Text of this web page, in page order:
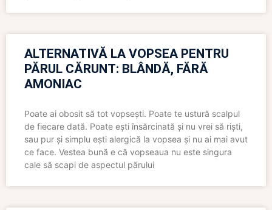
ALTERNATIVĂ LA VOPSEA PENTRU
PĂRUL CĂRUNT: BLÂNDĂ, FĂRĂ
AMONIAC
Poate ai obosit să tot vopsești. Poate te ustură scalpul
de fiecare dată. Poate ești însărcinată și nu vrei să riști,
sau pur și simplu ești alergică la vopsea și nu ai mai avut
ce face. Vestea bună e că vopseaua nu este singura
cale să scapi de aspectul părului